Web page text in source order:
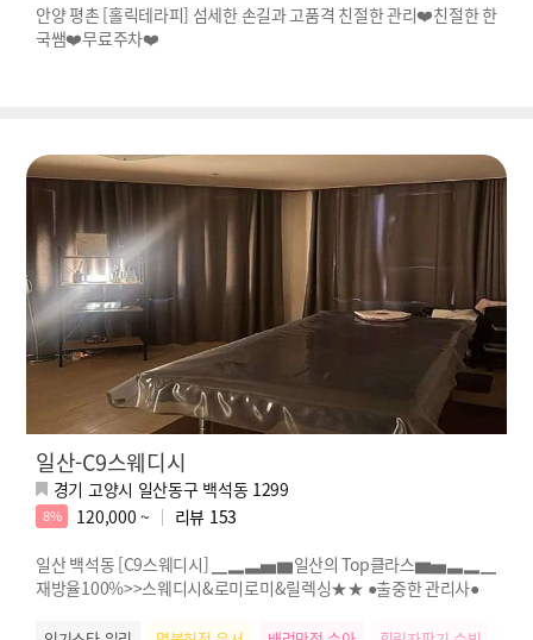
안양 평촌 [홀릭테라피] 섬세한 손길과 고품격 친절한 관리❤️친절한 한
국쌤❤️무료주차❤️
일산-C9스웨디시
경기 고양시 일산동구 백석동 1299
8% 120,000 ~ 리뷰 153
일산 백석동 [C9스웨디시] ▁▂▃▅▆일산의 Top클라스▆▅▃▂▁
재방율100%>>스웨디시&로미로미&릴렉싱★★ ●출중한 관리사●